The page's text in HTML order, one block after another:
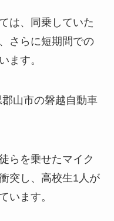
は、同乗していた
さらに短期間での
ます。
山市の磐越自動車
らを乗せたマイク
突し、高校生1人が
います。